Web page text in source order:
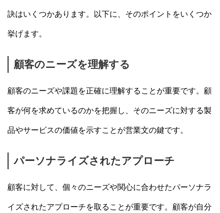
訣はいくつかあります。以下に、そのポイントをいくつか
挙げます。
顧客のニーズを理解する
顧客のニーズや課題を正確に理解することが重要です。顧
客が何を求めているのかを把握し、そのニーズに対する製
品やサービスの価値を示すことが営業文の鍵です。
パーソナライズされたアプローチ
顧客に対して、個々のニーズや関心に合わせたパーソナラ
イズされたアプローチを取ることが重要です。顧客が自分